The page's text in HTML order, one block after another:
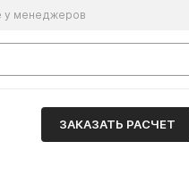
у менеджеров
ЗАКАЗАТЬ РАСЧЕТ